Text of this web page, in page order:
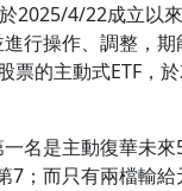
2025/4/22成立
行操作、調整，
的主動式ETF，
名是主動復華未
；而只有兩檔輸